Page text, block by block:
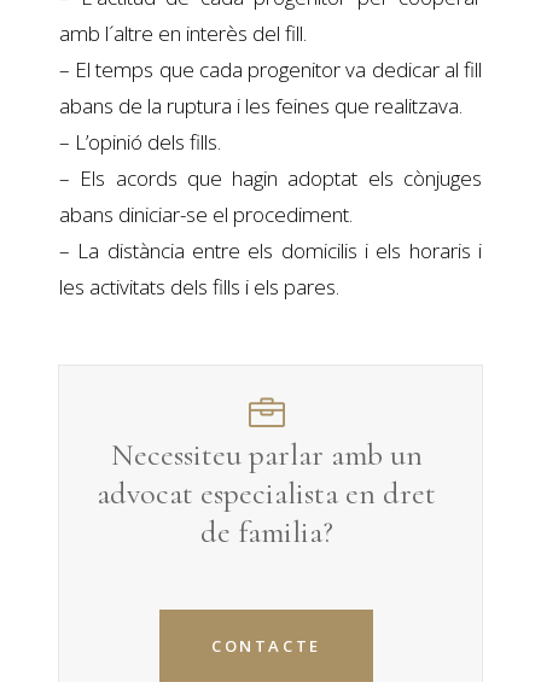
amb l´altre en interès del fill.
– El temps que cada progenitor va dedicar al fill
abans de la ruptura i les feines que realitzava.
– L’opinió dels fills.
– Els acords que hagin adoptat els cònjuges
abans diniciar-se el procediment.
– La distància entre els domicilis i els horaris i
les activitats dels fills i els pares. ​​
Necessiteu parlar amb un
advocat especialista en dret
de familia?
CONTACTE